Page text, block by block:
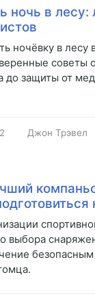
ночь в лесу:
ночёвку в лесу
советы
до защиты от
Джон Трэвел
выбора